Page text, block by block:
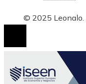
© 2025 Leonalo.